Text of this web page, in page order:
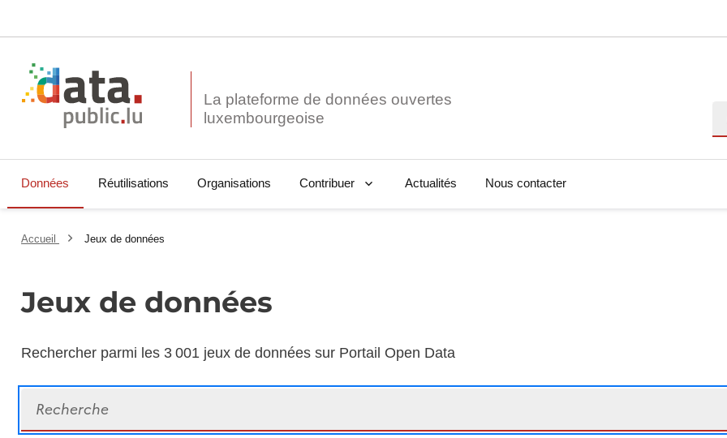
La plateforme de données ouvertes
Données Réutilisations Organisations Contribuer Actualités Nous contacter
Accueil Jeux de données
Jeux de données
Rechercher parmi les 3 001 jeux de données sur Portail Open Data